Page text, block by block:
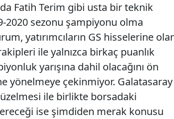
Fatih Terim gibi usta bir teknik
2020 sezonu şampiyonu olma
yatırımcıların GS hisselerine
ile yalnızca birkaç puanlık
yarışına dahil olacağını ön
yönelmeye çekinmiyor. Galatasaray
ile birlikte borsadaki
ise şimdiden merak konusu